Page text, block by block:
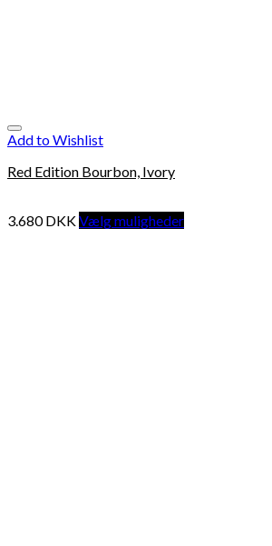
Add to Wishlist
Red Edition Bourbon, Ivory
3.680DKKVælg muligheder